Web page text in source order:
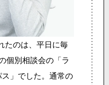
たのは、平日に毎
個別相談会の「ラ
」でした。通常の